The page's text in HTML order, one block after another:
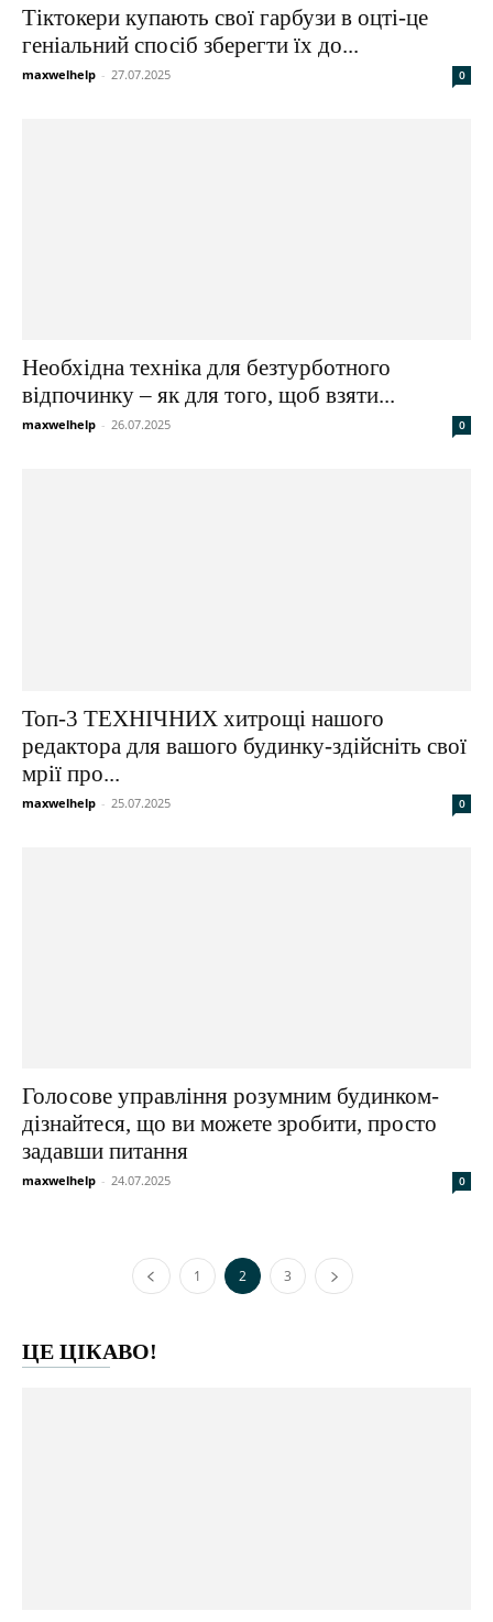
Тіктокери купають свої гарбузи в оцті-це
геніальний спосіб зберегти їх до...
maxwelhelp - 27.07.2025 0
Необхідна техніка для безтурботного
відпочинку – як для того, щоб взяти...
maxwelhelp - 26.07.2025 0
Топ-3 ТЕХНІЧНИХ хитрощі нашого
редактора для вашого будинку-здійсніть свої
мрії про...
maxwelhelp - 25.07.2025 0
Голосове управління розумним будинком-
дізнайтеся, що ви можете зробити, просто
задавши питання
maxwelhelp - 24.07.2025 0
1 2 3
ЦЕ ЦІКАВО!